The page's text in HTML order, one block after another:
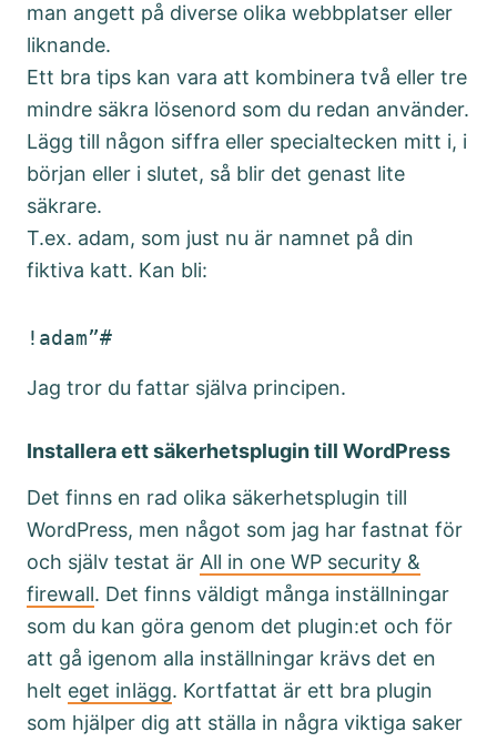
man angett på diverse olika webbplatser eller
liknande.
Ett bra tips kan vara att kombinera två eller tre
mindre säkra lösenord som du redan använder.
Lägg till någon siffra eller specialtecken mitt i, i
början eller i slutet, så blir det genast lite
säkrare.
T.ex. adam, som just nu är namnet på din
fiktiva katt. Kan bli:
Jag tror du fattar själva principen.
Installera ett säkerhetsplugin till WordPress
Det finns en rad olika säkerhetsplugin till
WordPress, men något som jag har fastnat för
och själv testat är All in one WP security &
firewall. Det finns väldigt många inställningar
som du kan göra genom det plugin:et och för
att gå igenom alla inställningar krävs det en
helt eget inlägg. Kortfattat är ett bra plugin
som hjälper dig att ställa in några viktiga saker